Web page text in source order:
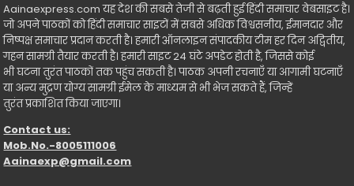
Aainaexpress.com यह देश की सबसे तेजी से बढ़ती हुई हिंदी समाचार वेबसाइट है।
जो अपने पाठकों को हिंदी समाचार साइटों में सबसे अधिक विश्वसनीय, ईमानदार और
निष्पक्ष समाचार प्रदान करती है। हमारी ऑनलाइन संपादकीय टीम हर दिन अद्वितीय,
गहन सामग्री तैयार करती है। हमारी साइट 24 घंटे अपडेट होती है, जिससे कोई
भी घटना तुरंत पाठकों तक पहुंच सकती है। पाठक अपनी रचनाएँ या आगामी घटनाएँ
या अन्य मुद्रण योग्य सामग्री ईमेल के माध्यम से भी भेज सकते हैं, जिन्हें
तुरंत प्रकाशित किया जाएगा।
Contact us:
Mob.No.-8005111006
Aainaexp@gmail.com